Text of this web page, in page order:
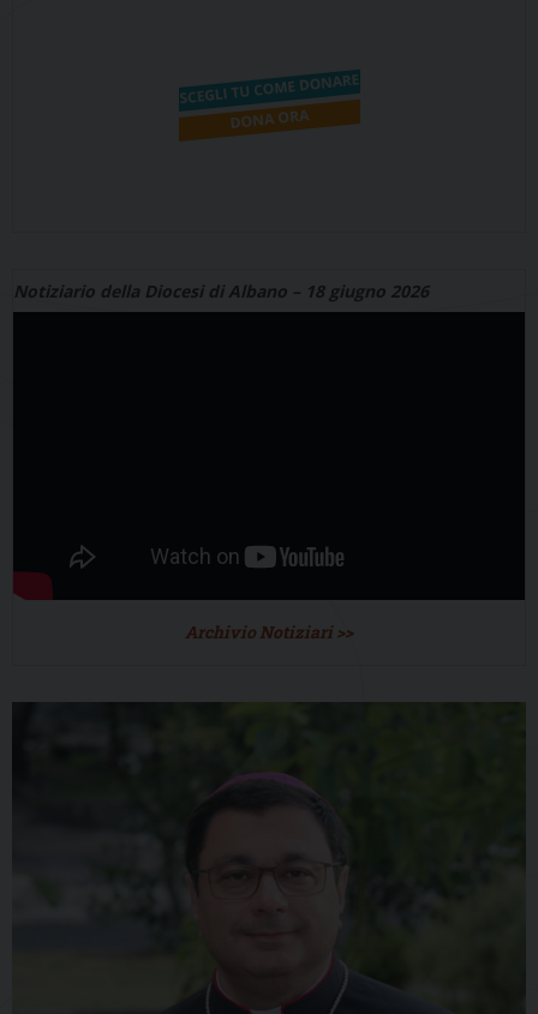
Notiziario della Diocesi di Albano – 18 giugno 2026
Archivio Notiziari >>